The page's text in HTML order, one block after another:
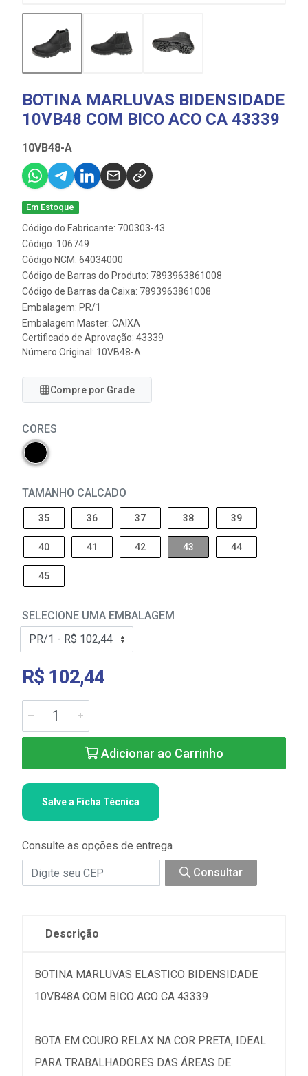
BOTINA MARLUVAS BIDENSIDADE
10VB48 COM BICO ACO CA 43339
10VB48-A
Em Estoque
Código do Fabricante: 700303-43
Código: 106749
Código NCM: 64034000
Código de Barras do Produto: 7893963861008
Código de Barras da Caixa: 7893963861008
Embalagem: PR/1
Embalagem Master: CAIXA
Certificado de Aprovação: 43339
Número Original: 10VB48-A
Compre por Grade
CORES
TAMANHO CALCADO
35 36 37 38 39
40 41 42 43 44
45
SELECIONE UMA EMBALAGEM
R$ 102,44
Adicionar ao Carrinho
Salve a Ficha Técnica
Consulte as opções de entrega
Consultar
Descrição
BOTINA MARLUVAS ELASTICO BIDENSIDADE
10VB48A COM BICO ACO CA 43339
BOTA EM COURO RELAX NA COR PRETA, IDEAL
PARA TRABALHADORES DAS ÁREAS DE